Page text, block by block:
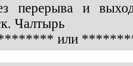
перерыва и
Чалтырь
или